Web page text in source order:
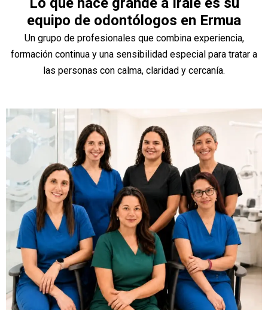
equipo de odontólogos en Ermua
Un grupo de profesionales que combina experiencia,
formación continua y una sensibilidad especial para tratar a
las personas con calma, claridad y cercanía.